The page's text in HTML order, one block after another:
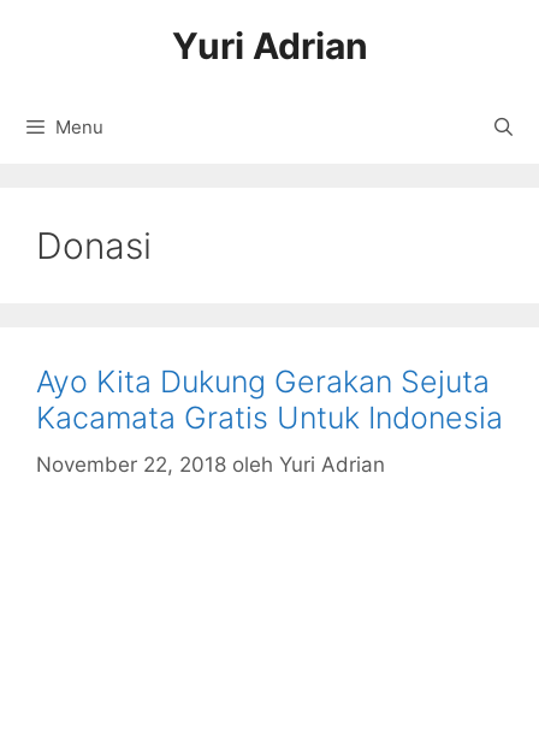
Yuri Adrian
Menu
Donasi
Ayo Kita Dukung Gerakan Sejuta
Kacamata Gratis Untuk Indonesia
November 22, 2018 oleh Yuri Adrian